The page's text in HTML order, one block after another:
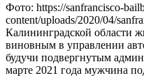
Фото: https://sanfrancisco-
content/uploads/2020/04/
Калининградской области
виновным в управлении
будучи подвергнутым
марте 2021 года мужчина